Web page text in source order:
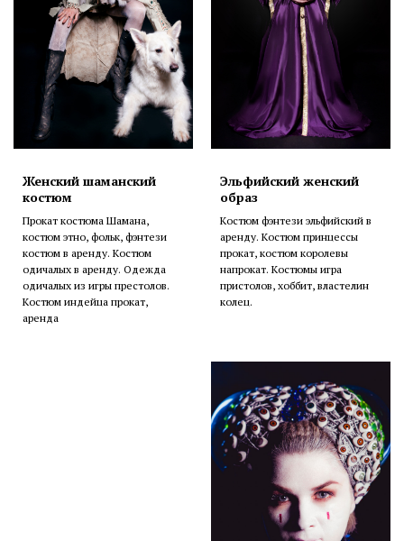
Женский шаманский
костюм
Прокат костюма Шамана,
костюм этно, фольк, фэнтези
костюм в аренду. Костюм
одичалых в аренду. Одежда
одичалых из игры престолов.
Костюм индейца прокат,
аренда
Эльфийский женский
образ
Костюм фэнтези эльфийский в
аренду. Костюм принцессы
прокат, костюм королевы
напрокат. Костюмы игра
пристолов, хоббит, властелин
колец.